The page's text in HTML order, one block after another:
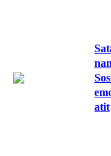
nan
atit